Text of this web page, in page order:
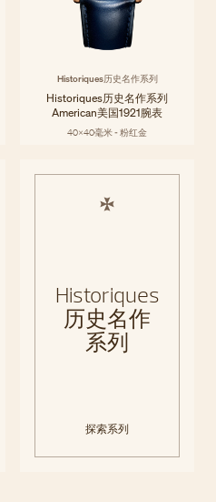
Historiques历史名作系列
Historiques历史名作系列
American美国1921腕表
40x40毫米 - 粉红金
Historiques
历史名作
系列
探索系列